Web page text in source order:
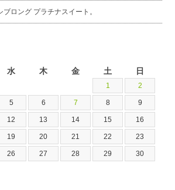
ロング プラチナスイート。
水 木 金 土 日
1 2
5 6 7 8 9
12 13 14 15 16
19 20 21 22 23
26 27 28 29 30